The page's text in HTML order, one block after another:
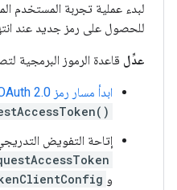
لبدء عملية تجربة المستخدم
للحصول على رمز جديد عند
عدِّل قاعدة الرموز البرمجية
ابدأ مسار رمز OAuth 2.0 المميز
إتاحة التفويض
و